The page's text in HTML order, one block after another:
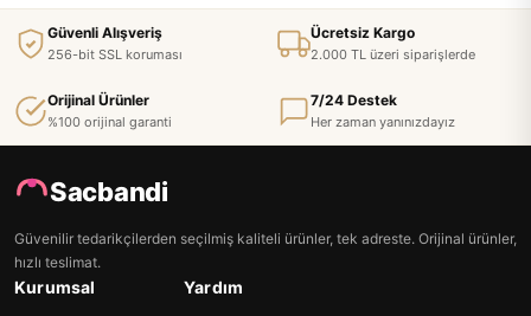
Güvenli Alışveriş
256-bit SSL koruması
Ücretsiz Kargo
2.000 TL üzeri siparişlerde
Orijinal Ürünler
%100 orijinal garanti
7/24 Destek
Her zaman yanınızdayız
Sacbandi
Güvenilir tedarikçilerden seçilmiş kaliteli ürünler, tek adreste. Orijinal ürünler,
hızlı teslimat.
Kurumsal Yardım